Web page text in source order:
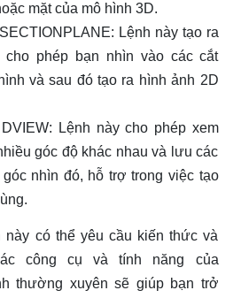
mặt của mô hình 3D.
Lệnh này tạo ra
cho phép bạn nhìn vào các cắt
và sau đó tạo ra hình ảnh 2D
Lệnh này cho phép xem
góc độ khác nhau và lưu các
nhìn đó, hỗ trợ trong việc tạo
này có thể yêu cầu kiến thức và
công cụ và tính năng của
thường xuyên sẽ giúp bạn trở